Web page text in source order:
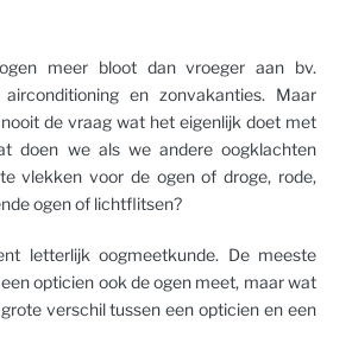
meer bloot dan vroeger aan bv.
airconditioning en zonvakanties. Maar
de vraag wat het eigenlijk doet met
doen we als we andere oogklachten
vlekken voor de ogen of droge, rode,
ogen of lichtflitsen?
letterlijk oogmeetkunde. De meeste
opticien ook de ogen meet, maar wat
verschil tussen een opticien en een